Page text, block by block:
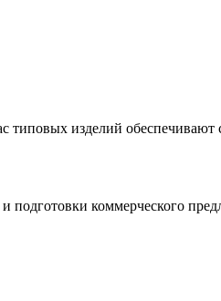
типовых изделий
подготовки коммерческого